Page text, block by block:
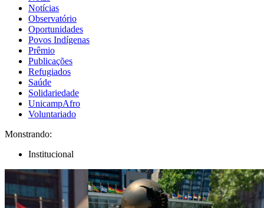
Notícias
Observatório
Oportunidades
Povos Indígenas
Prêmio
Publicações
Refugiados
Saúde
Solidariedade
UnicampAfro
Voluntariado
Monstrando:
Institucional